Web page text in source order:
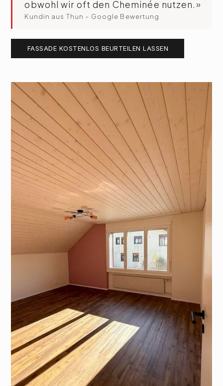
obwohl wir oft den Cheminée nutzen.»
Kundin aus Thun – Google Bewertung
FASSADE KOSTENLOS BEURTEILEN LASSEN